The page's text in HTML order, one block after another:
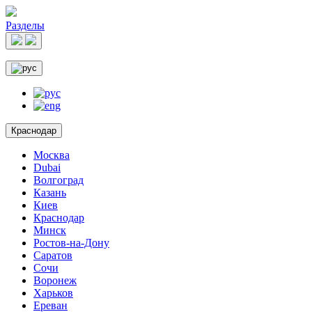
Разделы
Краснодар
Москва
Dubai
Волгоград
Казань
Киев
Краснодар
Минск
Ростов-на-Дону
Саратов
Сочи
Воронеж
Харьков
Ереван